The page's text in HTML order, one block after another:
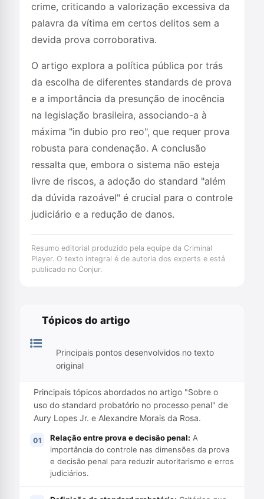
crime, criticando a valorização excessiva da
palavra da vítima em certos delitos sem a
devida prova corroborativa.
O artigo explora a política pública por trás
da escolha de diferentes standards de prova
e a importância da presunção de inocência
na legislação brasileira, associando-a à
máxima "in dubio pro reo", que requer prova
robusta para condenação. A conclusão
ressalta que, embora o sistema não esteja
livre de riscos, a adoção do standard "além
da dúvida razoável" é crucial para o controle
judiciário e a redução de danos.
Resumo editorial produzido pela equipe da Criminal
Player. O texto integral é de autoria dos experts e está
publicado no Conjur.
Tópicos do artigo
Principais pontos desenvolvidos no texto
original
Principais tópicos abordados no artigo "Sobre o
uso do standard probatório no processo penal" de
Aury Lopes Jr. e Alexandre Morais da Rosa.
Relação entre prova e decisão penal: A
importância do controle nas dimensões da prova
e decisão penal para reduzir autoritarismo e erros
judiciários.